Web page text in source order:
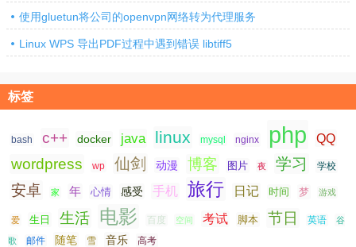
使用gluetun将公司的openvpn网络转为代理服务
Linux WPS 导出PDF过程中遇到错误 libtiff5
标签
bash c++ docker java linux mysql nginx php QQ
wordpress wp 仙剑 动漫 博客 图片 夜 学习 学校
安卓 家 年 心情 感受 手机 旅行 日记 时间 梦 游戏
爱 生日 生活 电影 百度 空间 考试 脚本 节日 英语 谷
歌 邮件 随笔 雪 音乐 高考